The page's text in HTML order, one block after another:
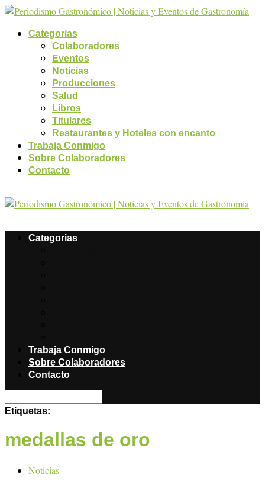
Categorias
Colaboradores
Eventos
Noticias
Producciones
Salud
Libros
Titulares
Restaurantes y Hoteles con encanto
Trabaja Conmigo
Sobre Colaboradores
Contacto
Categorias
Trabaja Conmigo
Sobre Colaboradores
Contacto
Etiquetas:
medallas de oro
Noticias